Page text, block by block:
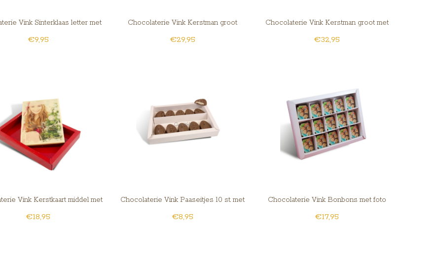
Vink Sinterklaas letter met
foto
€9,95
Chocolaterie Vink Kerstman groot
€29,95
Chocolaterie Vink Kerstman groot met
foto
€32,95
Vink Kerstkaart middel met
foto
€18,95
Chocolaterie Vink Paaseitjes 10 st. met
slagroom
€8,95
Chocolaterie Vink Bonbons met foto
€17,95